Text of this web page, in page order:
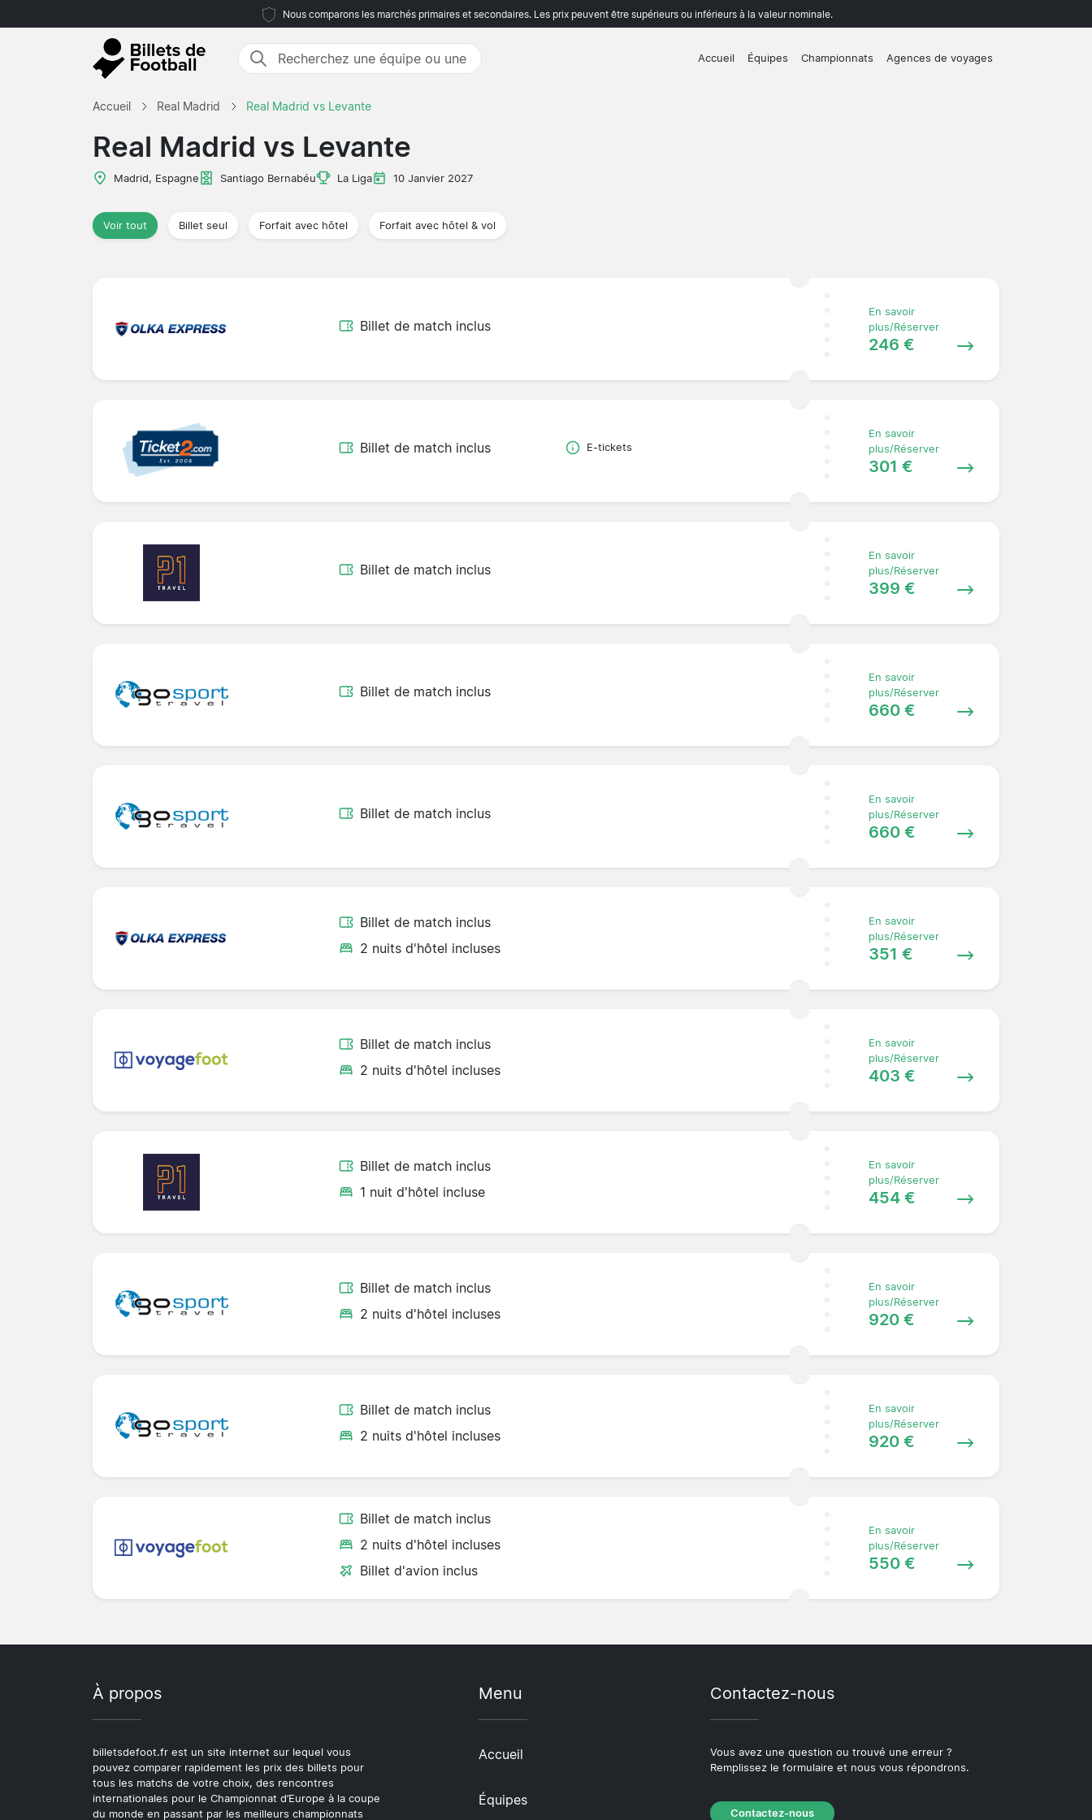
Nous comparons les marchés primaires et secondaires. Les prix peuvent être supérieurs ou inférieurs à la valeur nominale.
Accueil Équipes Championnats Agences de voyages
Accueil Real Madrid Real Madrid vs Levante
Real Madrid vs Levante
Madrid, Espagne Santiago Bernabéu La Liga 10 Janvier 2027
Voir tout Billet seul Forfait avec hôtel Forfait avec hôtel & vol
Billet de match inclus
En savoir
plus/Réserver
246 €
Billet de match inclus E-tickets
En savoir
plus/Réserver
301 €
Billet de match inclus
En savoir
plus/Réserver
399 €
Billet de match inclus
En savoir
plus/Réserver
660 €
Billet de match inclus
En savoir
plus/Réserver
660 €
Billet de match inclus
2 nuits d'hôtel incluses
En savoir
plus/Réserver
351 €
Billet de match inclus
2 nuits d'hôtel incluses
En savoir
plus/Réserver
403 €
Billet de match inclus
1 nuit d'hôtel incluse
En savoir
plus/Réserver
454 €
Billet de match inclus
2 nuits d'hôtel incluses
En savoir
plus/Réserver
920 €
Billet de match inclus
2 nuits d'hôtel incluses
En savoir
plus/Réserver
920 €
Billet de match inclus
2 nuits d'hôtel incluses
Billet d'avion inclus
En savoir
plus/Réserver
550 €
À propos
billetsdefoot.fr est un site internet sur lequel vous
pouvez comparer rapidement les prix des billets pour
tous les matchs de votre choix, des rencontres
internationales pour le Championnat d’Europe à la coupe
du monde en passant par les meilleurs championnats
Menu
Accueil
Équipes
Contactez-nous
Vous avez une question ou trouvé une erreur ?
Remplissez le formulaire et nous vous répondrons.
Contactez-nous